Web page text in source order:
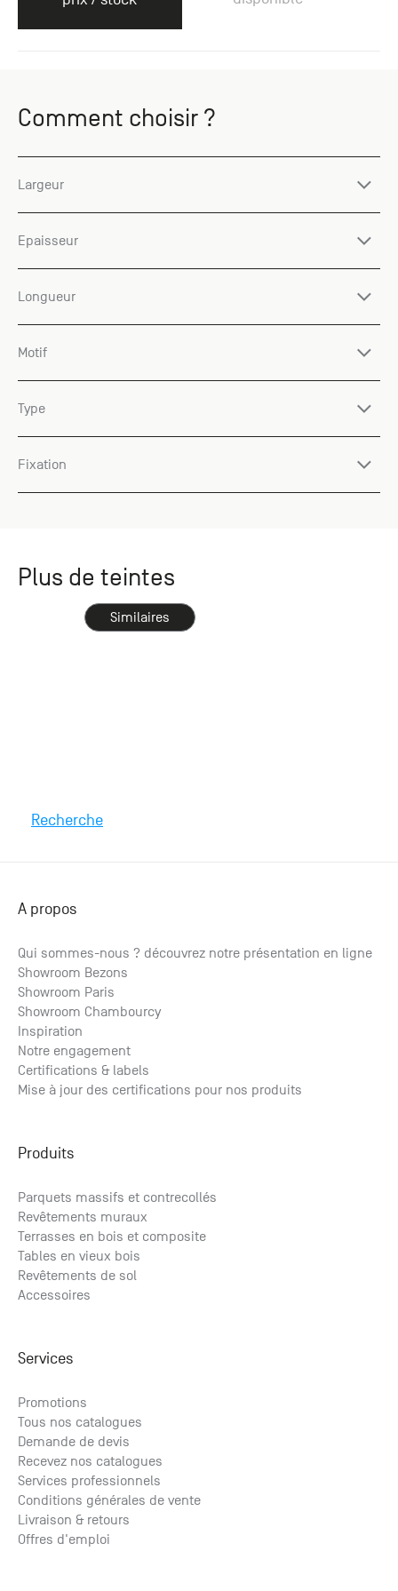
Comment choisir ?
Largeur
Epaisseur
Longueur
Motif
Type
Fixation
Plus de teintes
Similaires
Recherche
A propos
Qui sommes-nous ? découvrez notre présentation en ligne
Showroom Bezons
Showroom Paris
Showroom Chambourcy
Inspiration
Notre engagement
Certifications & labels
Mise à jour des certifications pour nos produits
Produits
Parquets massifs et contrecollés
Revêtements muraux
Terrasses en bois et composite
Tables en vieux bois
Revêtements de sol
Accessoires
Services
Promotions
Tous nos catalogues
Demande de devis
Recevez nos catalogues
Services professionnels
Conditions générales de vente
Livraison & retours
Offres d'emploi